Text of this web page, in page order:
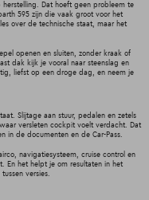
Dat hoeft geen probleem te
595 zijn die vaak groot voor het
over de technische staat, maar het
openen en sluiten, zonder kraak of
dak kijk je vooral naar steenslag en
liefst op een droge dag, en neem je
Slijtage aan stuur, pedalen en zetels
versleten cockpit voelt verdacht. Dat
in de documenten en de Car-Pass.
navigatiesysteem, cruise control en
En het helpt je om resultaten in het
versies.